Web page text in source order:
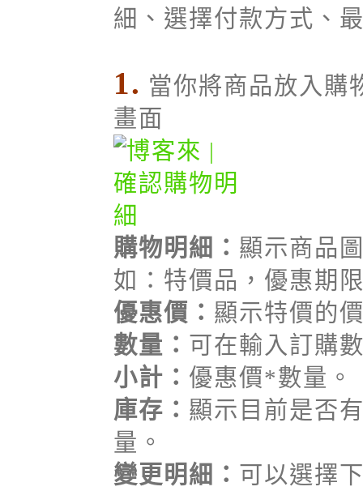
細、選擇付款方式、
1. 當你將商品放入購
畫面
購物明細： 顯示商品
如：特價品，優惠期
優惠價： 顯示特價的
數量： 可在輸入訂購
小計： 優惠價*數量。
庫存： 顯示目前是否
量。
變更明細： 可以選擇